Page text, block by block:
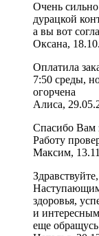
Очень
дурацкой
а вы вот
Оксана,
Оплатила
7:50 среды,
огорчена
Алиса,
Спасибо Вам
Работу
Максим,
здоровья,
и
еще